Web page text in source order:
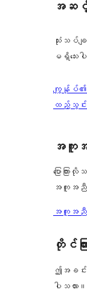
အဆင့်
သုံးသပ်ခ
မရှိသေးပ
ကျွန်ုပ်
ထည့်သွင်
အကူအ
ပြောကြ
အကူအညီ
အကူအညီ
တိုင်က
ဤအခင်းအ
ပါသလား။